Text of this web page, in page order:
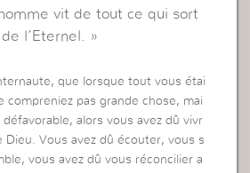
vit de tout ce qui sort
l’Eternel. »
que lorsque tout vous étai
compreniez pas grande chose, mai
alors vous avez dû vivr
Dieu. Vous avez dû écouter, vous s
vous avez dû vous réconcilier a